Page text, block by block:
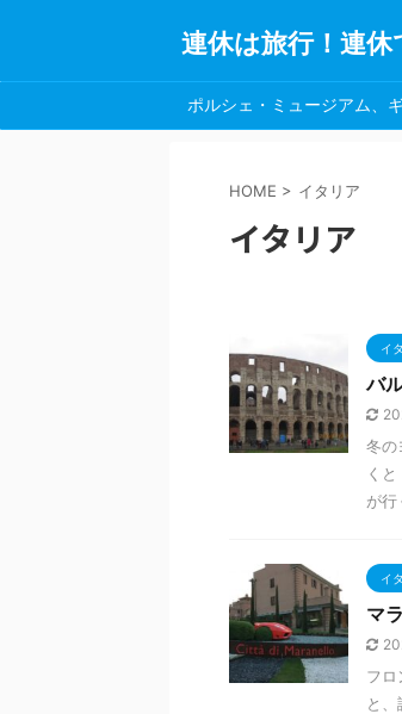
連休は旅行！連休
ポルシェ・ミュージアム、
HOME > イタリア
イタリア
イ
バ
冬の
く
が行
イ
マ
フロ
と